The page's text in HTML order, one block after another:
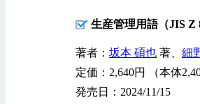
生産管理用語（JIS Z
著者： 坂本 碩也 著、 細
定価：2,640円 （本体
発売日：2024/11/15